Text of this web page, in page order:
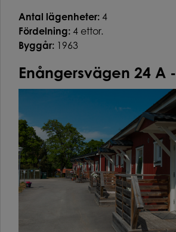
Antal lägenheter: 4
Fördelning: 4 ettor.
Byggår: 1963
Enångersvägen 24 A